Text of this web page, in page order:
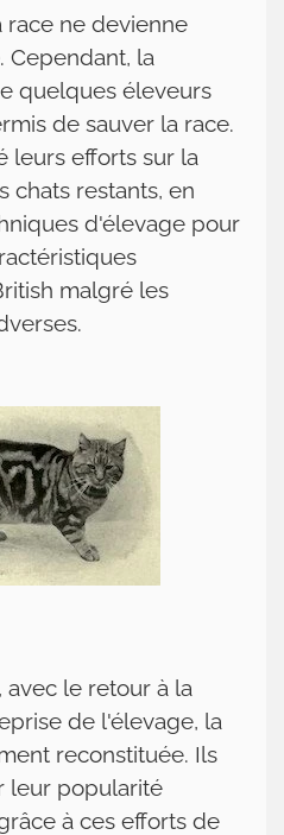
race ne devienne
Cependant, la
quelques éleveurs
de sauver la race.
leurs efforts sur la
chats restants, en
d'élevage pour
malgré les
le retour à la
de l'élevage, la
reconstituée. Ils
leur popularité
à ces efforts de